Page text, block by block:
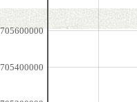
705400000
705600000